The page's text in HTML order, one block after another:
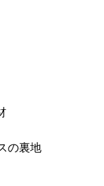
の裏地